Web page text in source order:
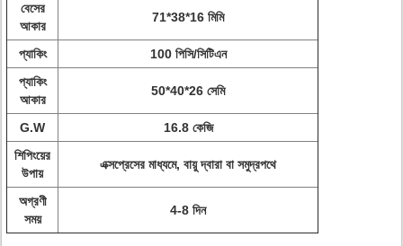
বেসের
আকার
71*38*16 মিমি
প্যাকিং
100 পিসি/সিটিএন
প্যাকিং
আকার
50*40*26 সেমি
G.W
16.8 কেজি
শিপিংয়ের
উপায়
এক্সপ্রেসের মাধ্যমে, বায়ু দ্বারা বা সমুদ্রপথে
অগ্রণী
সময়
4-8 দিন